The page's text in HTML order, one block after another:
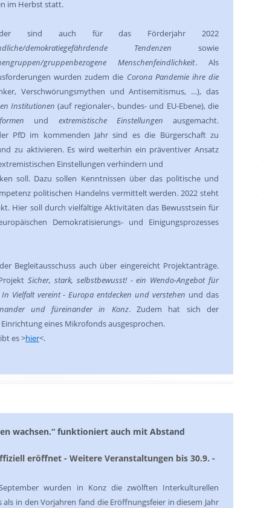
im Herbst statt.
sind auch für das Förderjahr 2022
demokratiegefährdende Tendenzen sowie
gruppenbezogene Menschenfeindlichkeit. Als
wurden zudem die Corona Pandemie ihre die
Verschwörungsmythen und Antisemitismus, …), das
Institutionen (auf regionaler-, bundes- und EU-Ebene), die
und extremistische Einstellungen ausgemacht.
PfD im kommenden Jahr sind es die Bürgerschaft zu
zu aktivieren. Es wird weiterhin ein präventiver Ansatz
Einstellungen verhindern und
soll. Dazu sollen Kenntnissen über das politische und
politischen Handelns vermittelt werden. 2022 steht
Hier soll durch vielfältige Aktivitäten das Bewusstsein für
Demokratisierungs- und Einigungsprozesses
Begleitausschuss auch über eingereicht Projektanträge.
Sicher, stark, selbstbewusst! - ein Wendo-Angebot für
In Vielfalt vereint - Europa entdecken und verstehen und das
und füreinander in Konz. Zudem hat sich der
eines Mikrofonds ausgesprochen.
es >hier<.
wachsen.“ funktioniert auch mit Abstand
eröffnet - Weitere Veranstaltungen bis 30.9. -
wurden in Konz die zwölften Interkulturellen
in den Vorjahren fand die Eröffnungsfeier in diesem Jahr